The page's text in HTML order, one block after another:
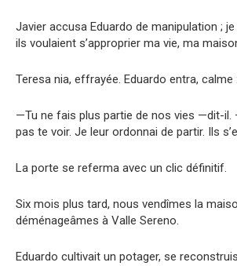
Javier accusa Eduardo de manipulation ;
ils voulaient s’approprier ma vie, ma
Teresa nia, effrayée. Eduardo entra, calme :
—Tu ne fais plus partie de nos vies —dit-il.
pas te voir. Je leur ordonnai de partir. Ils
La porte se referma avec un clic définitif.
Six mois plus tard, nous vendîmes la
déménageâmes à Valle Sereno.
Eduardo cultivait un potager, se